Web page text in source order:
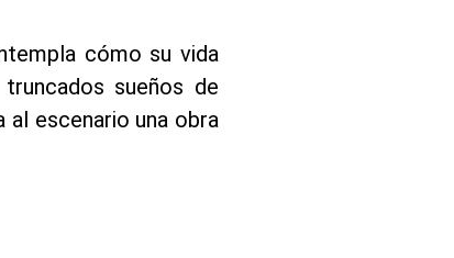
cómo su vida
sueños de
al escenario una obra